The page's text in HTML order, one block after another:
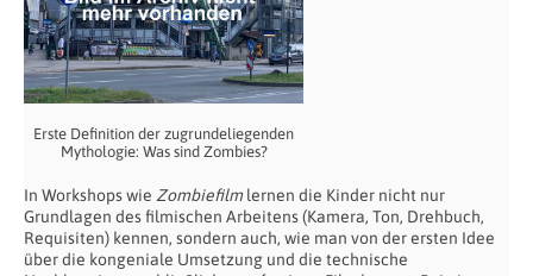
Erste Definition der zugrundeliegenden
Mythologie: Was sind Zombies?
In Workshops wie Zombiefilmlernen die Kinder nicht nur
Grundlagen des filmischen Arbeitens (Kamera, Ton, Drehbuch,
Requisiten) kennen, sondern auch, wie man von der ersten Idee
über die kongeniale Umsetzung und die technische